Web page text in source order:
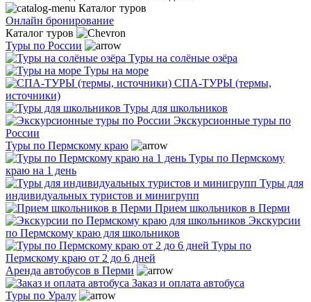
Каталог туров
Онлайн бронирование
Каталог туров
Туры по России
Туры на солёные озёра
Туры на море
СПА-ТУРЫ (термы,
источники)
Туры для школьников
Экскурсионные туры по
России
Туры по Пермскому краю
Туры по Пермскому
краю на 1 день
Туры для
индивидуальных туристов и минигрупп
Прием школьников в Перми
Экскурсии
по Пермскому краю для школьников
Туры по
Пермскому краю от 2 до 6 дней
Аренда автобусов в Перми
Заказ и оплата автобуса
Туры по Уралу